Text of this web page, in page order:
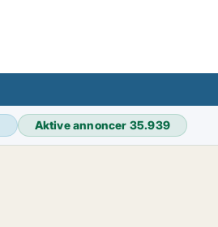
Aktive annoncer 35.939